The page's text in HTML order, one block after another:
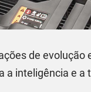
de evolução
a inteligência e